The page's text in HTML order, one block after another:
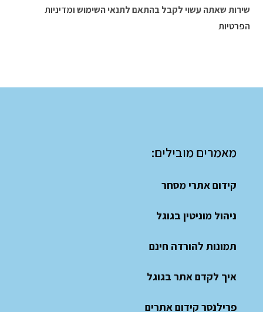
שירות שאתה עשוי לקבל בהתאם לתנאי השימושומדיניות
הפרטיות
מאמרים מובילים:
קידום אתרי מסחר
ניהול מוניטין בגוגל
תמונות להורדה חינם
איך לקדם אתר בגוגל
פרילנסר קידום אתרים